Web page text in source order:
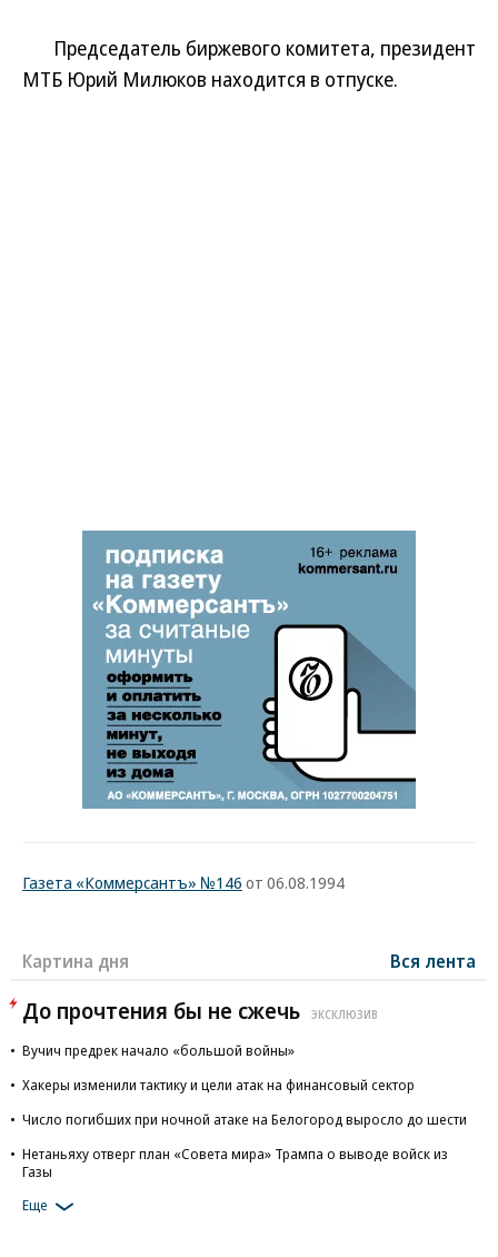
Председатель биржевого комитета, президент
МТБ Юрий Милюков находится в отпуске.
Газета «Коммерсантъ» №146 от 06.08.1994
Картина дня Вся лента
До прочтения бы не сжечь ЭКСКЛЮЗИВ
Вучич предрек начало «большой войны»
Хакеры изменили тактику и цели атак на финансовый сектор
Число погибших при ночной атаке на Белогород выросло до шести
Нетаньяху отверг план «Совета мира» Трампа о выводе войск из
Газы
Еще